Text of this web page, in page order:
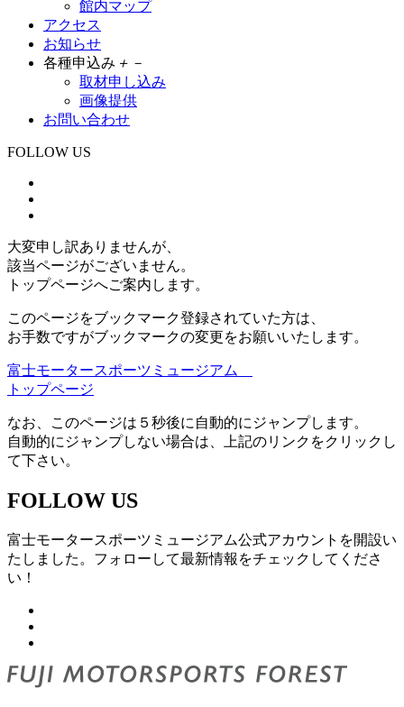
館内マップ
アクセス
お知らせ
各種申込み ＋ －
取材申し込み
画像提供
お問い合わせ
FOLLOW US
大変申し訳ありませんが、
該当ページがございません。
トップページへご案内します。
このページをブックマーク登録されていた方は、
お手数ですがブックマークの変更をお願いいたします。
富士モータースポーツミュージアム
トップページ
なお、このページは５秒後に自動的にジャンプします。
自動的にジャンプしない場合は、上記のリンクをクリックし
て下さい。
FOLLOW US
富士モータースポーツミュージアム公式アカウントを開設い
たしました。フォローして最新情報をチェックしてくださ
い！